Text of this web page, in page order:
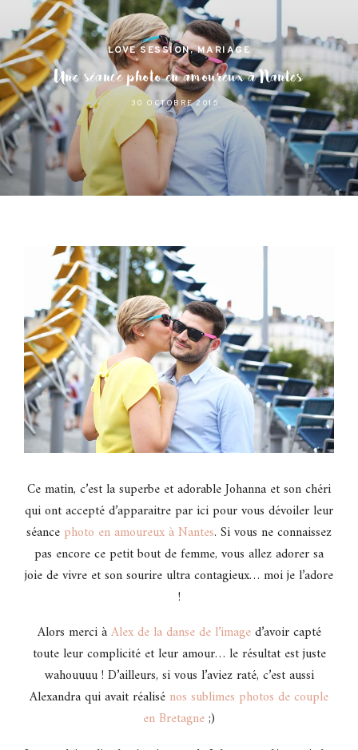
LOVE SESSION,MARIAGE
Une séance photo en amoureux à Nantes
30 OCTOBRE 2015
Ce matin, c’est la superbe et adorable Johanna et son chéri
qui ont accepté d’apparaitre par ici pour vous dévoiler leur
séance photo en amoureux à Nantes. Si vous ne connaissez
pas encore ce petit bout de femme, vous allez adorer sa
joie de vivre et son sourire ultra contagieux… moi je l’adore
!
Alors merci àAlex de la danse de l’imaged’avoir capté
toute leur complicité et leur amour… le résultat est juste
wahouuuu ! D’ailleurs, si vous l’aviez raté, c’est aussi
Alexandra qui avait réalisé nos sublimes photos de couple
en Bretagne;)